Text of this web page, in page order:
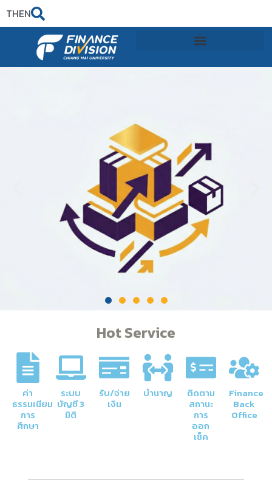
THEN
Hot Service
ค่า
ธรรมเนียม
การ
ศึกษา
ระบบ
บัญชี 3
มิติ
รับ/จ่าย
เงิน
บำนาญ ติดตาม
สถานะ
การ
ออก
เช็ค
Finance
Back
Office